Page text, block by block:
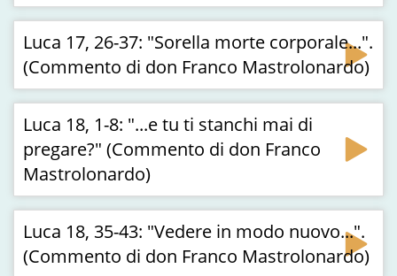
Luca 17, 26-37: "Sorella morte corporale...".
(Commento di don Franco Mastrolonardo)
Luca 18, 1-8: "...e tu ti stanchi mai di
pregare?" (Commento di don Franco
Mastrolonardo)
Luca 18, 35-43: "Vedere in modo nuovo...".
(Commento di don Franco Mastrolonardo)